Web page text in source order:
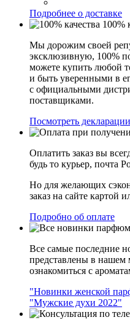
Подробнее о доставке
100%
Мы дорожим своей
эксклюзивную, 100%
можете купить любой
и быть уверенными в
с официальными
поставщиками.
Посмотреть
Оплатить заказ вы
будь то курьер, почта
Но для желающих
заказ на сайте картой
Подробно об оплате
Все самые последние
представлены в нашем
ознакомиться с
"Новинки женской
"Мужские духи 2022"